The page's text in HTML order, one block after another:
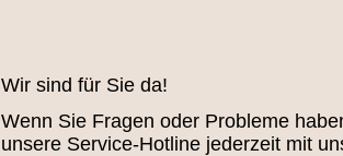
Wir sind für Sie da!
Wenn Sie Fragen oder Probleme
unsere Service-Hotline jederzeit mit